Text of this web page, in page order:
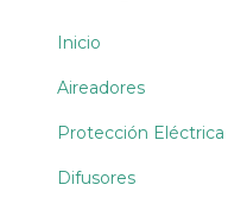
Inicio
Aireadores
Protección Eléctrica
Difusores